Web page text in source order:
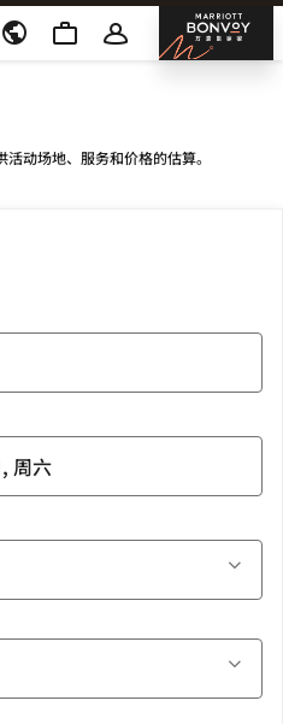
邦
动场地、服务和价格的估算。